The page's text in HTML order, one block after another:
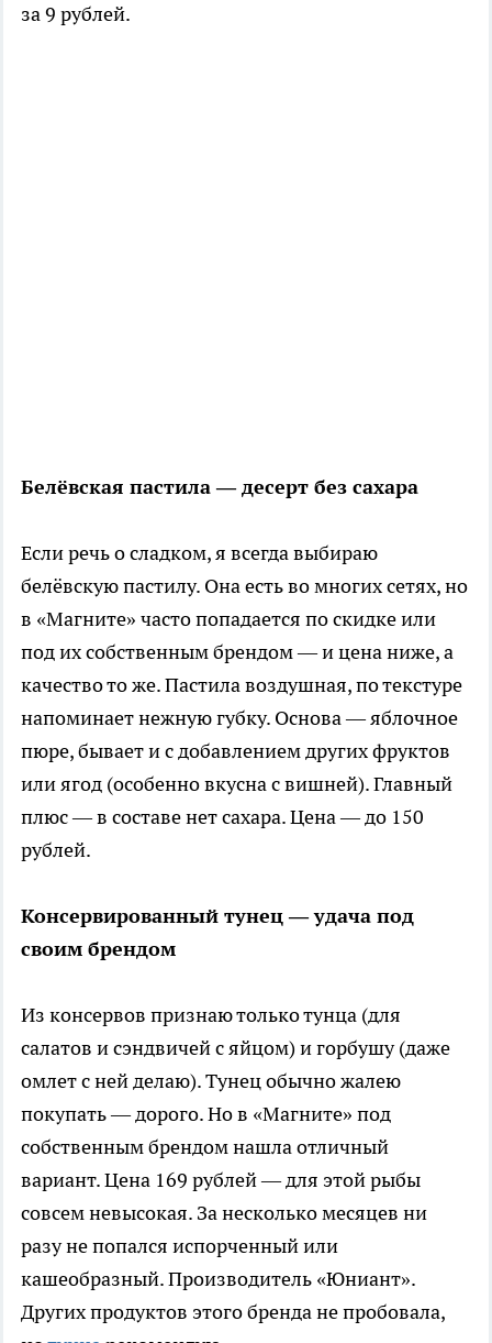
за 9 рублей.
Белёвская пастила — десерт без сахара
Если речь о сладком, я всегда выбираю
белёвскую пастилу. Она есть во многих сетях, но
в «Магните» часто попадается по скидке или
под их собственным брендом — и цена ниже, а
качество то же. Пастила воздушная, по текстуре
напоминает нежную губку. Основа — яблочное
пюре, бывает и с добавлением других фруктов
или ягод (особенно вкусна с вишней). Главный
плюс — в составе нет сахара. Цена — до 150
рублей.
Консервированный тунец — удача под
своим брендом
Из консервов признаю только тунца (для
салатов и сэндвичей с яйцом) и горбушу (даже
омлет с ней делаю). Тунец обычно жалею
покупать — дорого. Но в «Магните» под
собственным брендом нашла отличный
вариант. Цена 169 рублей — для этой рыбы
совсем невысокая. За несколько месяцев ни
разу не попался испорченный или
кашеобразный. Производитель «Юниант».
Других продуктов этого бренда не пробовала,